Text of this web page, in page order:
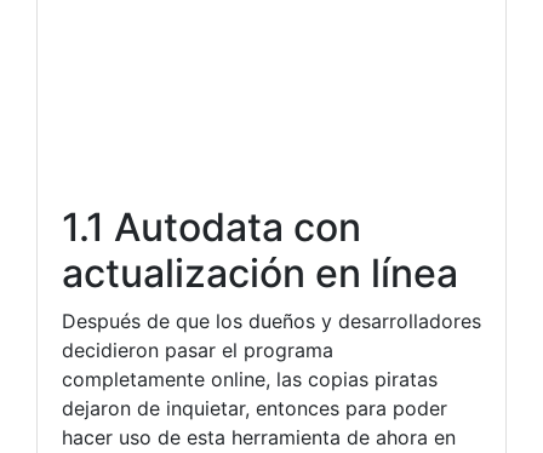
1.1 Autodata con
actualización en línea
Después de que los dueños y desarrolladores
decidieron pasar el programa
completamente online, las copias piratas
dejaron de inquietar, entonces para poder
hacer uso de esta herramienta de ahora en